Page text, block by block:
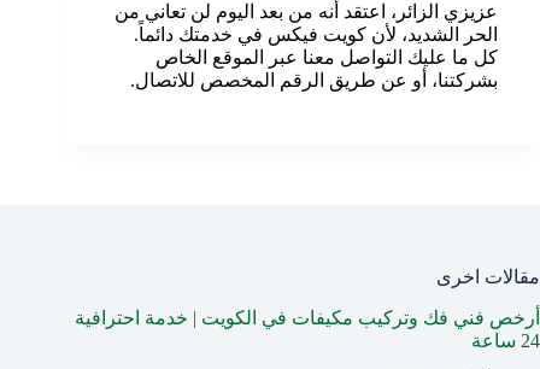
عزيزي الزائر، اعتقد أنه من بعد اليوم لن تعاني من
الحر الشديد، لأن كويت فيكس في خدمتك دائماً.
كل ما عليك التواصل معنا عبر الموقع الخاص
بشركتنا، أو عن طريق الرقم المخصص للاتصال.
مقالات اخرى
أرخص فني فك وتركيب مكيفات في الكويت | خدمة احترافية
24 ساعة